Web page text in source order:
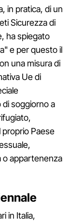
in pratica, di un
Sicurezza di
ha spiegato
e per questo il
una misura di
Ue di
soggiorno a
proprio Paese
o appartenenza
in Italia,